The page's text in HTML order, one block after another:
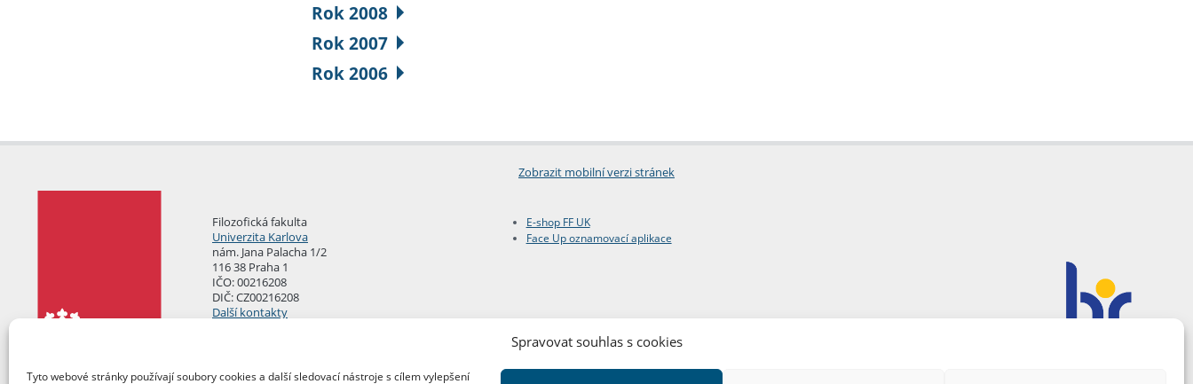
Spravovat souhlas s cookies
Tyto webové stránky používají soubory cookies a další sledovací nástroje s cílem vylepšení
Rok 2008
Rok 2007
Rok 2006
Zobrazit mobilní verzi stránek
Filozofická fakulta
Univerzita Karlova
nám. Jana Palacha 1/2
116 38 Praha 1
IČO: 00216208
DIČ: CZ00216208
Další kontakty
E-shop FF UK
Face Up oznamovací aplikace